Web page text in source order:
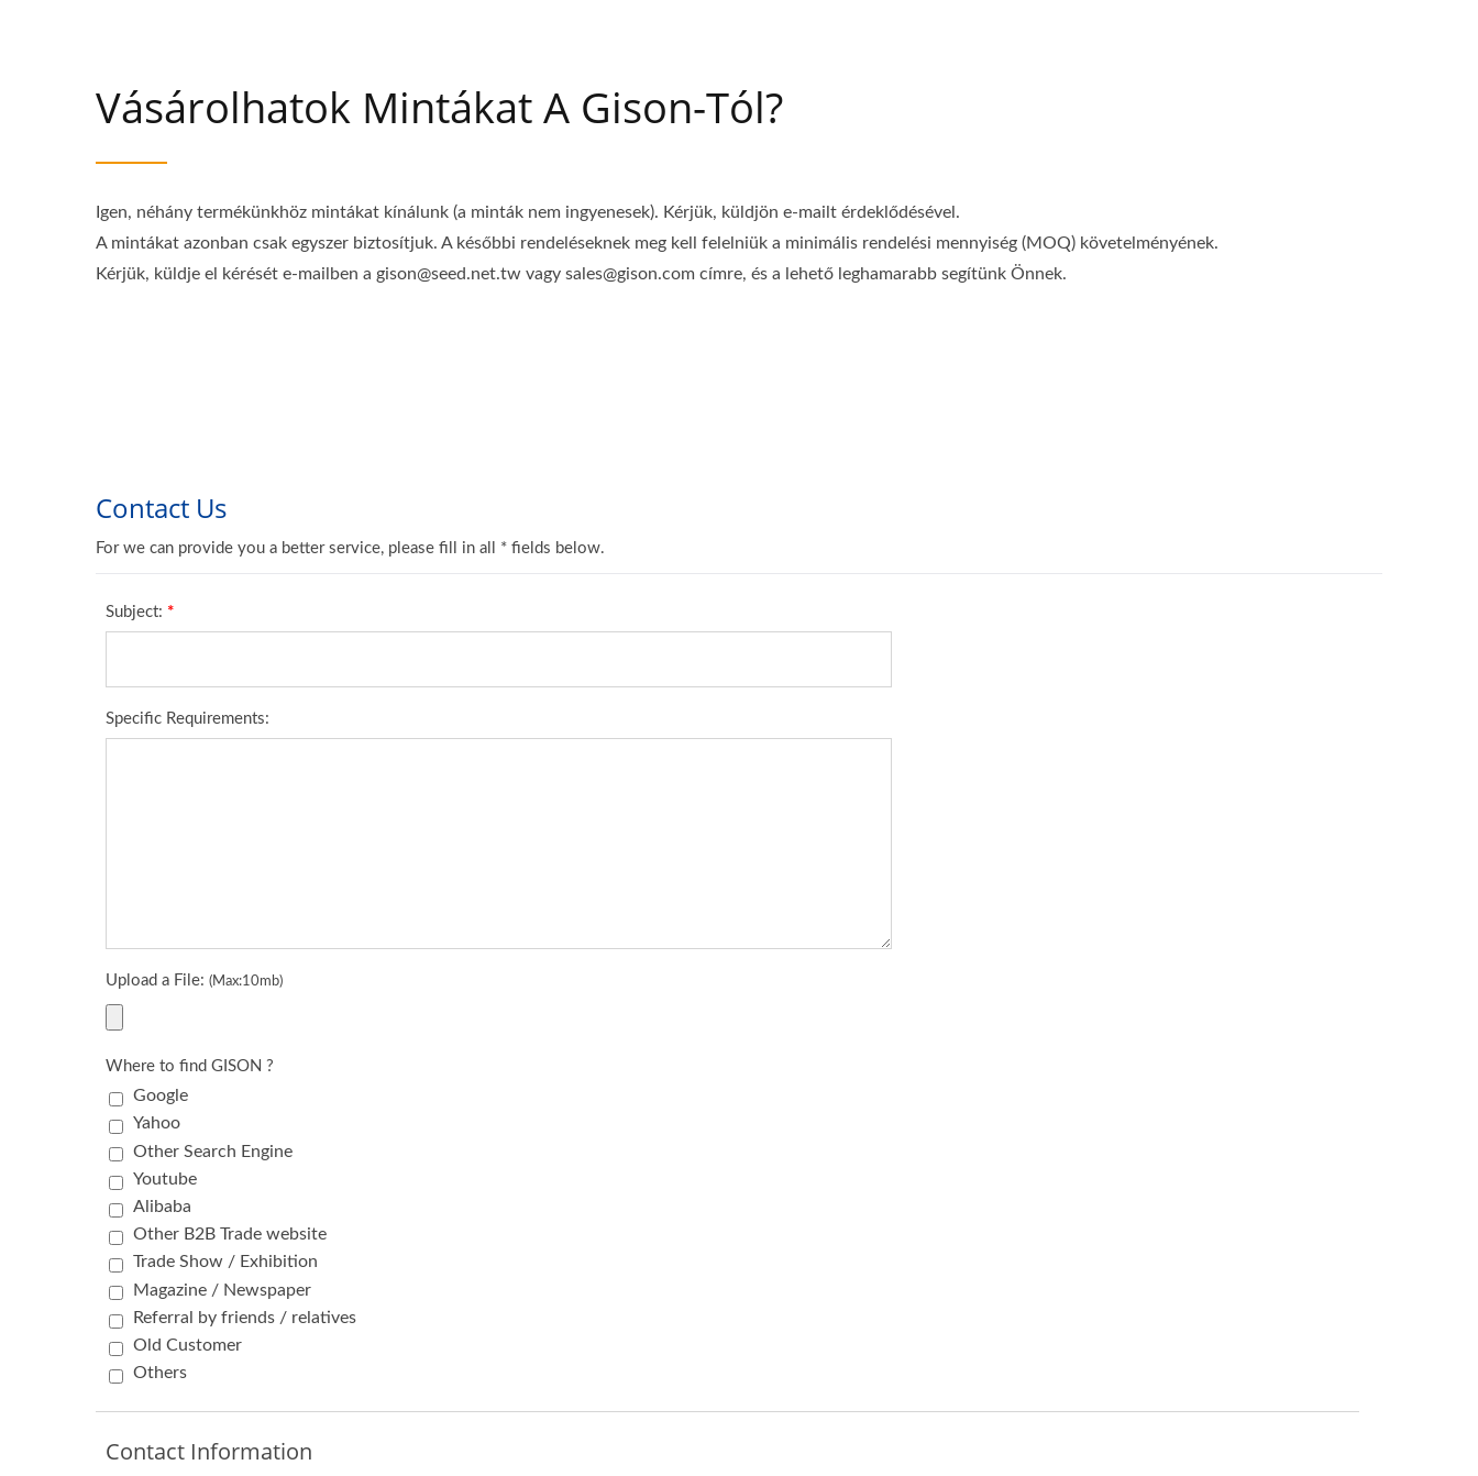
Vásárolhatok Mintákat A Gison-Tól?
Igen, néhány termékünkhöz mintákat kínálunk (a minták nem ingyenesek). Kérjük, küldjön e-mailt érdeklődésével.
A mintákat azonban csak egyszer biztosítjuk. A későbbi rendeléseknek meg kell felelniük a minimális rendelési mennyiség (MOQ) követelményének.
Kérjük, küldje el kérését e-mailben a gison@seed.net.tw vagy sales@gison.com címre, és a lehető leghamarabb segítünk Önnek.